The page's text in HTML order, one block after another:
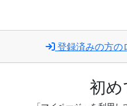
登録済みの方の
初